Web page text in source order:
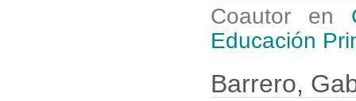
Coautor en
Educación
Barrero,